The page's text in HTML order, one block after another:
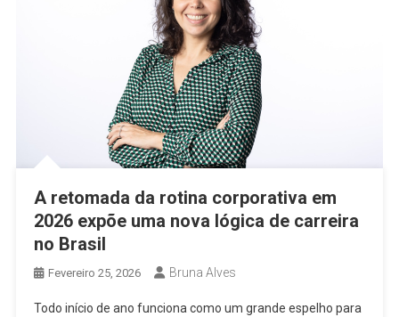
A retomada da rotina corporativa em
2026 expõe uma nova lógica de carreira
no Brasil
Fevereiro 25, 2026 Bruna Alves
Todo início de ano funciona como um grande espelho para